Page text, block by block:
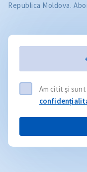
Republica Moldova.
Am citit și